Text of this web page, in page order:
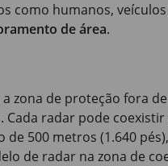
como humanos,
de área.
zona de proteção fora
radar pode coexistir
de 500 metros (1.640
de radar na zona de